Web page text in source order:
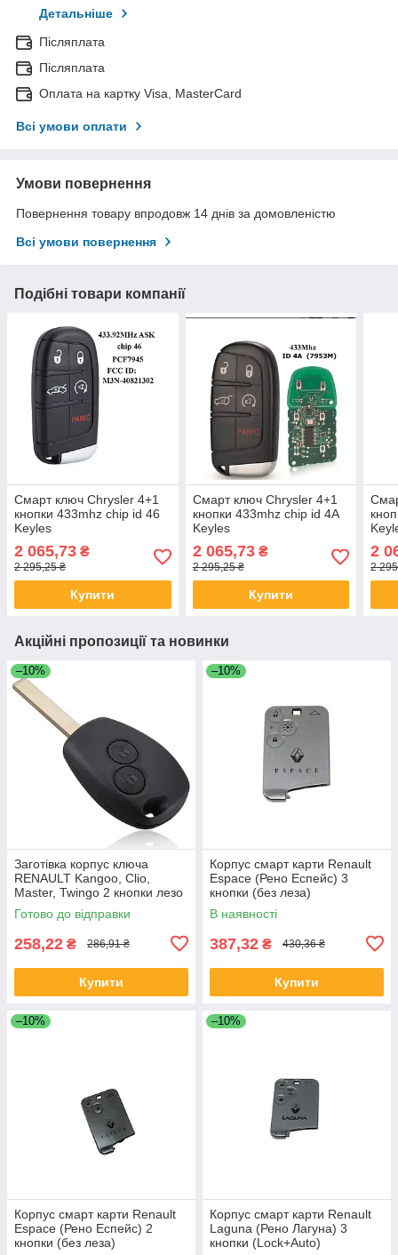
Детальніше
Післяплата
Післяплата
Оплата на картку Visa, MasterCard
Всі умови оплати
Умови повернення
Повернення товару впродовж 14 днів за домовленістю
Всі умови повернення
Подібні товари компанії
Смарт ключ Chrysler 4+1
кнопки 433mhz chip id 46
Keyles
2 065,73 ₴
2 295,25 ₴
Купити
Смарт ключ Chrysler 4+1
кнопки 433mhz chip id 4А
Keyles
2 065,73₴
2 295,25 ₴
Купити
2
2
Акційні пропозиції та новинки
–10%
Заготівка корпус ключа
RENAULT Kangoo, Clio,
Master, Twingo 2 кнопки лезо
VA2 / VA6
Готово до відправки
258,22 ₴ 286,91 ₴
Купити
–10%
Корпус смарт карти Renault
Espace (Рено Еспейс) 3
кнопки (без леза)
В наявності
387,32 ₴ 430,36 ₴
Купити
–10%
Корпус смарт карти Renault
Espace (Рено Еспейс) 2
кнопки (без леза)
–10%
Корпус смарт карти Renault
Laguna (Рено Лагуна) 3
кнопки (Lock+Auto)